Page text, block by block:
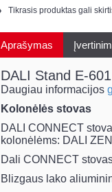
Tikrasis produktas gali
Aprašymas
DALI Stand E-
Daugiau informacijos
Kolonėlės stovas
DALI CONNECT
kolonėlėms: DALI
Dali CONNECT
Blizgaus lako